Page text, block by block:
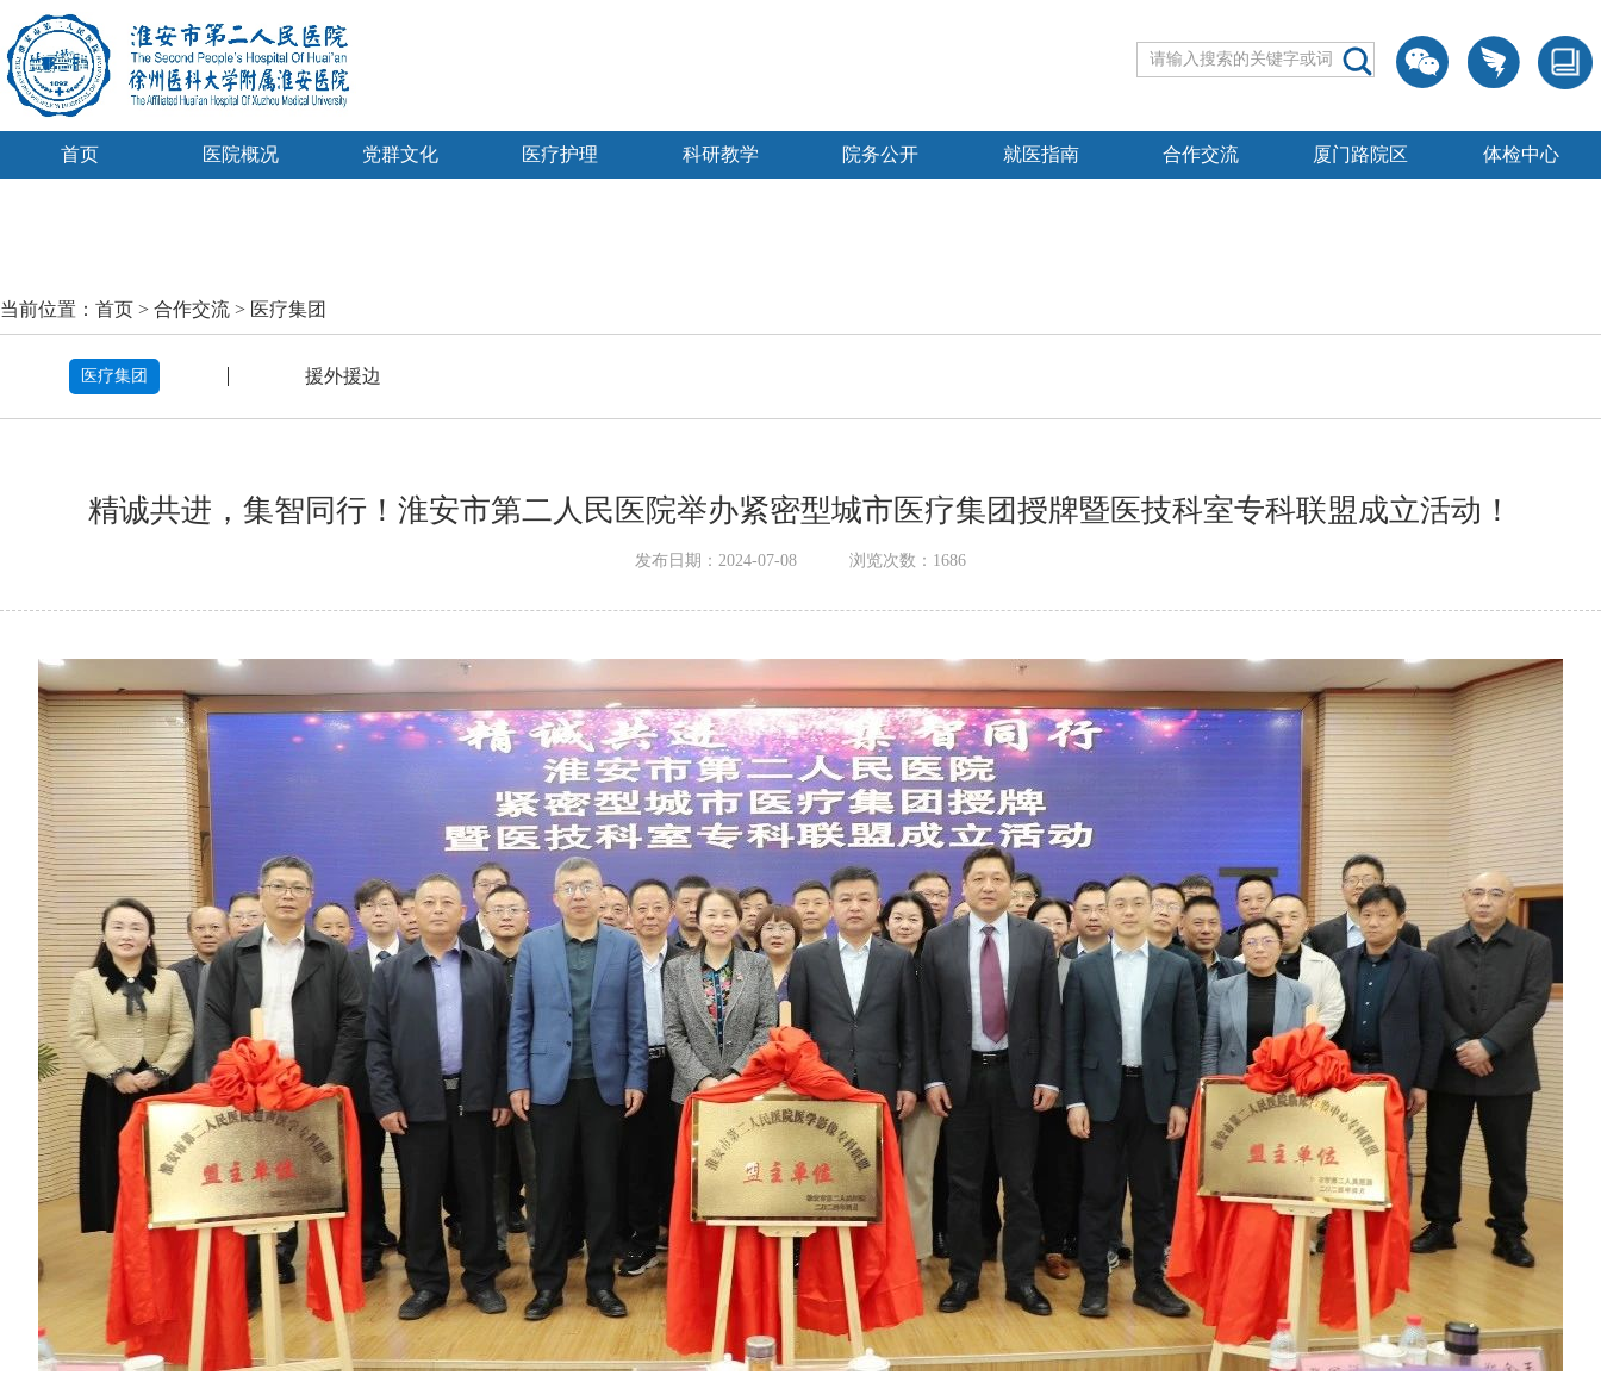
首页 医院概况 党群文化 医疗护理 科研教学 院务公开 就医指南 合作交流 厦门路院区 体检中心
当前位置： 首页 > 合作交流 > 医疗集团
医疗集团 援外援边
精诚共进，集智同行！淮安市第二人民医院举办紧密型城市医疗集团授牌暨医技科室专科联盟成立活动！
发布日期：2024-07-08 浏览次数： 1686